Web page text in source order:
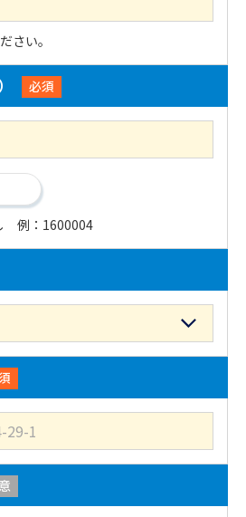
さい。
必須
例：1600004